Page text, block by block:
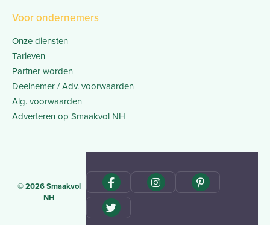
Voor ondernemers
Onze diensten
Tarieven
Partner worden
Deelnemer / Adv. voorwaarden
Alg. voorwaarden
Adverteren op Smaakvol NH
© 2026 Smaakvol
NH